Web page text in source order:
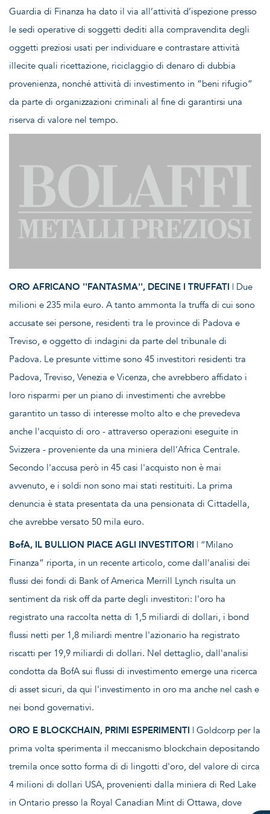
Guardia di Finanza ha dato il via all’attività d’ispezione presso
le sedi operative di soggetti dediti alla compravendita degli
oggetti preziosi usati per individuare e contrastare attività
illecite quali ricettazione, riciclaggio di denaro di dubbia
provenienza, nonché attività di investimento in “beni rifugio”
da parte di organizzazioni criminali al fine di garantirsi una
riserva di valore nel tempo.
ORO AFRICANO ''FANTASMA'', DECINE I TRUFFATI | Due
milioni e 235 mila euro. A tanto ammonta la truffa di cui sono
accusate sei persone, residenti tra le province di Padova e
Treviso, e oggetto di indagini da parte del tribunale di
Padova. Le presunte vittime sono 45 investitori residenti tra
Padova, Treviso, Venezia e Vicenza, che avrebbero affidato i
loro risparmi per un piano di investimenti che avrebbe
garantito un tasso di interesse molto alto e che prevedeva
anche l'acquisto di oro - attraverso operazioni eseguite in
Svizzera - proveniente da una miniera dell'Africa Centrale.
Secondo l'accusa però in 45 casi l'acquisto non è mai
avvenuto, e i soldi non sono mai stati restituiti. La prima
denuncia è stata presentata da una pensionata di Cittadella,
che avrebbe versato 50 mila euro.
BofA, IL BULLION PIACE AGLI INVESTITORI | “Milano
Finanza“ riporta, in un recente articolo, come dall'analisi dei
flussi dei fondi di Bank of America Merrill Lynch risulta un
sentiment da risk off da parte degli investitori: l'oro ha
registrato una raccolta netta di 1,5 miliardi di dollari, i bond
flussi netti per 1,8 miliardi mentre l'azionario ha registrato
riscatti per 19,9 miliardi di dollari. Nel dettaglio, dall'analisi
condotta da BofA sui flussi di investimento emerge una ricerca
di asset sicuri, da qui l'investimento in oro ma anche nel cash e
nei bond governativi.
ORO E BLOCKCHAIN, PRIMI ESPERIMENTI | Goldcorp per la
prima volta sperimenta il meccanismo blockchain depositando
tremila once sotto forma di di lingotti d'oro, del valore di circa
4 milioni di dollari USA, provenienti dalla miniera di Red Lake
in Ontario presso la Royal Canadian Mint di Ottawa, dove